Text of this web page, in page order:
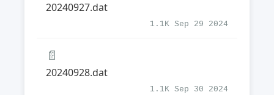
20240927.dat
1.1K Sep 29 2024
📄
20240928.dat
1.1K Sep 30 2024